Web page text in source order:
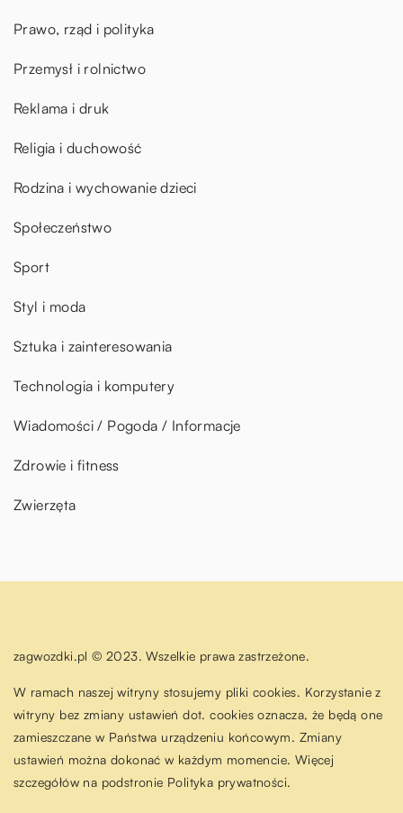
Prawo, rząd i polityka
Przemysł i rolnictwo
Reklama i druk
Religia i duchowość
Rodzina i wychowanie dzieci
Społeczeństwo
Sport
Styl i moda
Sztuka i zainteresowania
Technologia i komputery
Wiadomości / Pogoda / Informacje
Zdrowie i fitness
Zwierzęta
zagwozdki.pl © 2023. Wszelkie prawa zastrzeżone.
W ramach naszej witryny stosujemy pliki cookies. Korzystanie z
witryny bez zmiany ustawień dot. cookies oznacza, że będą one
zamieszczane w Państwa urządzeniu końcowym. Zmiany
ustawień można dokonać w każdym momencie. Więcej
szczegółów na podstronie Polityka prywatności.